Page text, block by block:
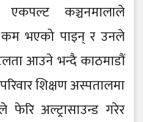
एकपल्ट कञ्चनमालाले
कम भएको पाइन् र उनले
आउने भन्दै काठमाडौं
शिक्षण अस्पतालमा
अल्ट्रासाउन्ड गरेर